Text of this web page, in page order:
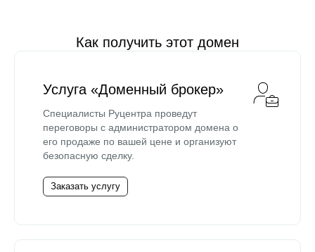
Как получить этот домен
Услуга «Доменный брокер»
Специалисты Руцентра проведут
переговоры с администратором домена о
его продаже по вашей цене и организуют
безопасную сделку.
Заказать услугу